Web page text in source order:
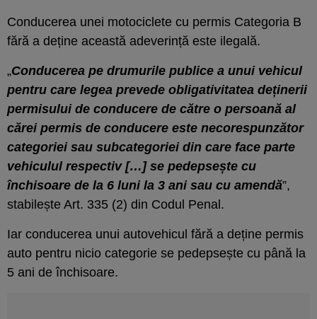
Conducerea unei motociclete cu permis Categoria B
fără a deține această adeverință este ilegală.
„Conducerea pe drumurile publice a unui vehicul
pentru care legea prevede obligativitatea deținerii
permisului de conducere de către o persoană al
cărei permis de conducere este necorespunzător
categoriei sau subcategoriei din care face parte
vehiculul respectiv […] se pedepsește cu
închisoare de la 6 luni la 3 ani sau cu amendă”,
stabilește Art. 335 (2) din Codul Penal.
Iar conducerea unui autovehicul fără a deține permis
auto pentru nicio categorie se pedepsește cu până la
5 ani de închisoare.